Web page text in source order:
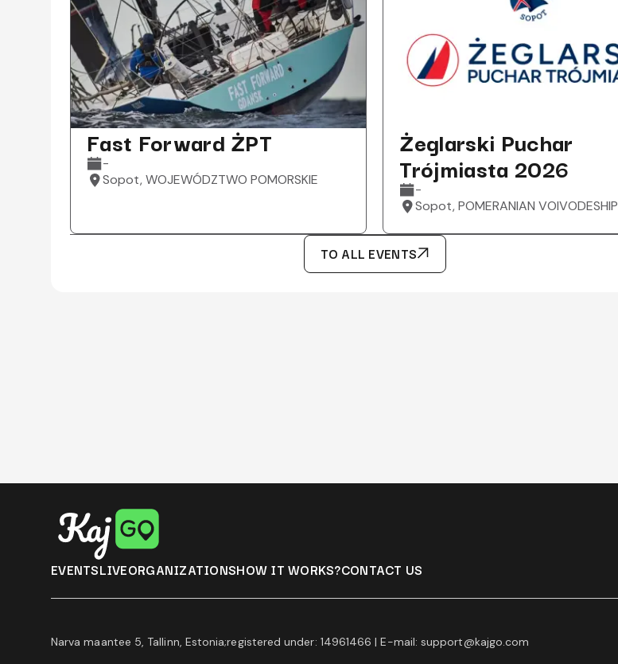
Fast Forward ŻPT
-
Sopot, WOJEWÓDZTWO POMORSKIE
Żeglarski Puchar
Trójmiasta 2026
-
Sopot, POMERANIAN VOIVODESHIP
TO ALL EVENTS
EVENTSLIVEORGANIZATIONSHOW IT WORKS?CONTACT US
Narva maantee 5, Tallinn, Estonia;registered under: 14961466 | E-mail:support@kajgo.com